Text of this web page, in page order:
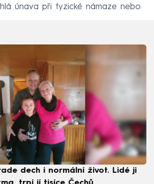
únava při fyzické námaze nebo
dech i normální život. Lidé ji